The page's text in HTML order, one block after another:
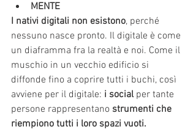
MENTE
I nativi digitali non esistono, perché
nessuno nasce pronto. Il digitale è come
un diaframma fra la realtà e noi. Come il
muschio in un vecchio edificio si
diffonde fino a coprire tutti i buchi, così
avviene per il digitale: i social per tante
persone rappresentano strumenti che
riempiono tutti i loro spazi vuoti.